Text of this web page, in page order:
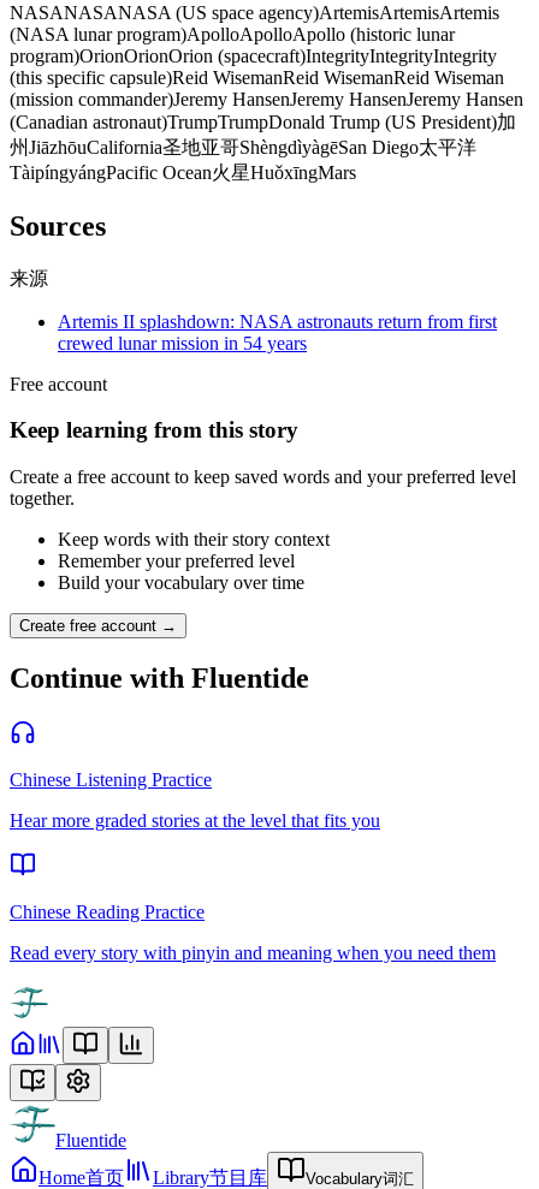
NASANASANASA (US space agency)ArtemisArtemisArtemis
(NASA lunar program)ApolloApolloApollo (historic lunar
program)OrionOrionOrion (spacecraft)IntegrityIntegrityIntegrity
(this specific capsule)Reid WisemanReid WisemanReid Wiseman
(mission commander)Jeremy HansenJeremy HansenJeremy Hansen
(Canadian astronaut)TrumpTrumpDonald Trump (US President)加
州JiāzhōuCalifornia圣地亚哥ShèngdìyàgēSan Diego太平洋
TàipíngyángPacific Ocean火星HuǒxīngMars
Sources
来源
Artemis II splashdown: NASA astronauts return from first
crewed lunar mission in 54 years
Free account
Keep learning from this story
Create a free account to keep saved words and your preferred level
together.
Keep words with their story context
Remember your preferred level
Build your vocabulary over time
Create free account →
Continue with Fluentide
Chinese Listening Practice
Hear more graded stories at the level that fits you
Chinese Reading Practice
Read every story with pinyin and meaning when you need them
Fluentide
Home首页 Library节目库 Vocabulary词汇